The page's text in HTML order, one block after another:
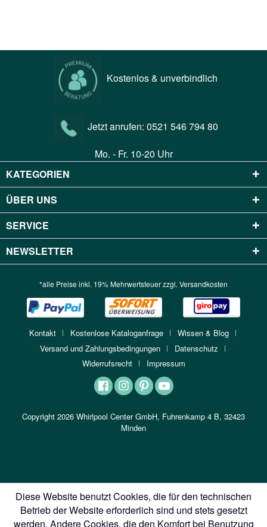
Kostenlos & unverbindlich
Jetzt anrufen: 0521 546 794 80
Mo. - Fr. 10-20 Uhr
KATEGORIEN
ÜBER UNS
SERVICE
NEWSLETTER
*alle Preise inkl. 19% Mehrwertsteuer zzgl. Versandkosten
Kontakt Kostenlose Kataloganfrage
Wissen & Blog
Versand und Zahlungsbedingungen
Datenschutz
Widerrufsrecht
Impressum
Copyright 2026 Whirlpool Center GmbH, Fuhrenkamp 4 B, 32423
Minden
Diese Website benutzt Cookies, die für den technischen
Betrieb der Website erforderlich sind und stets gesetzt
werden. Andere Cookies, die den Komfort bei Benutzung